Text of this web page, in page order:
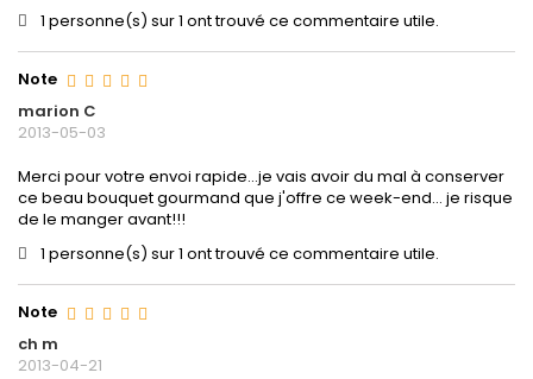
1 personne(s) sur 1 ont trouvé ce commentaire utile.
Note
marion C
2013-05-03
Merci pour votre envoi rapide...je vais avoir du mal à conserver
ce beau bouquet gourmand que j'offre ce week-end... je risque
de le manger avant!!!
1 personne(s) sur 1 ont trouvé ce commentaire utile.
Note
ch m
2013-04-21